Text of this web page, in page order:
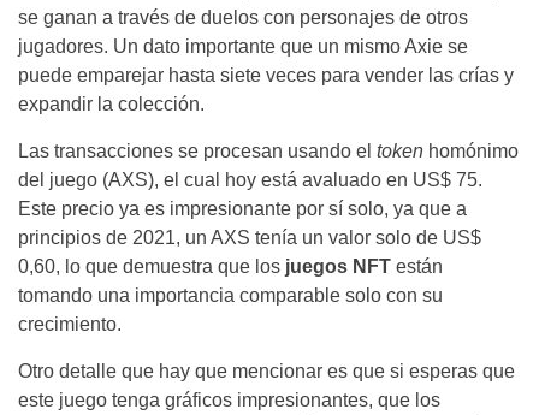
se ganan a través de duelos con personajes de otros
jugadores. Un dato importante que un mismo Axie se
puede emparejar hasta siete veces para vender las crías y
expandir la colección.
Las transacciones se procesan usando el token homónimo
del juego (AXS), el cual hoy está avaluado en US$ 75.
Este precio ya es impresionante por sí solo, ya que a
principios de 2021, un AXS tenía un valor solo de US$
0,60, lo que demuestra que los juegos NFT están
tomando una importancia comparable solo con su
crecimiento.
Otro detalle que hay que mencionar es que si esperas que
este juego tenga gráficos impresionantes, que los